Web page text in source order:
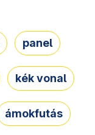
panel
kék vonal
ámokfutás